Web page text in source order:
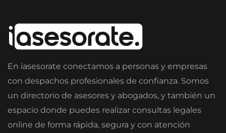
En iasesorate conectamos a personas y empresas
con despachos profesionales de confianza. Somos
un directorio de asesores y abogados, y también un
espacio donde puedes realizar consultas legales
online de forma rápida, segura y con atención